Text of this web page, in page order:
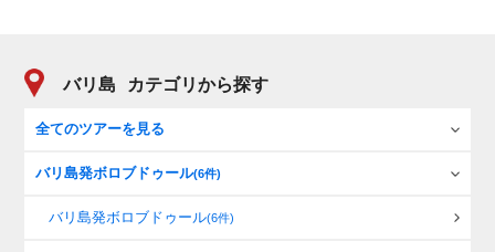
バリ島 カテゴリから探す
全てのツアーを見る
バリ島発ボロブドゥール(6件)
バリ島発ボロブドゥール(6件)